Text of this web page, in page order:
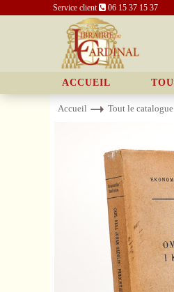
Service client 06 15 37 15 37
ACCUEIL
Accueil Tout le catalogue